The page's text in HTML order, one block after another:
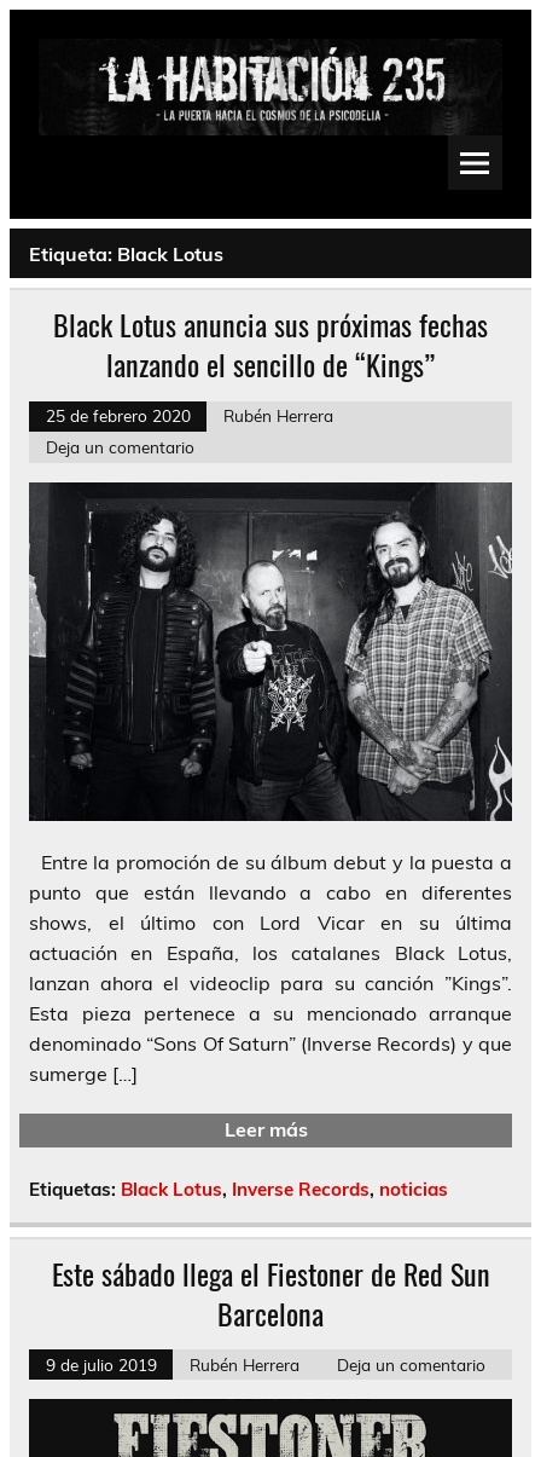
Saltar
Psychedelic, Stoner, Doom, Sludge, Fuzz, Space, Drone
Etiqueta: Black Lotus
Black Lotus anuncia sus próximas fechas
lanzando el sencillo de “Kings”
25 de febrero 2020
Rubén Herrera
Deja un comentario
Entre la promoción de su álbum debut y la puesta a
punto que están llevando a cabo en diferentes
shows, el último con Lord Vicar en su última
actuación en España, los catalanes Black Lotus,
lanzan ahora el videoclip para su canción ”Kings”.
Esta pieza pertenece a su mencionado arranque
denominado “Sons Of Saturn” (Inverse Records) y que
sumerge […]
Leer más
Etiquetas: Black Lotus, Inverse Records, noticias
Este sábado llega el Fiestoner de Red Sun
Barcelona
9 de julio 2019 Rubén Herrera Deja un comentario